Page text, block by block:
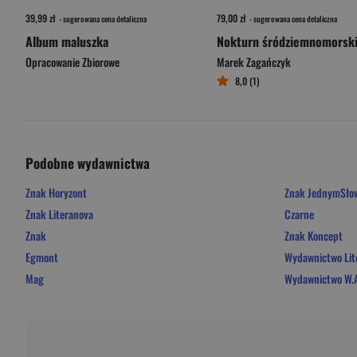
39,99 zł - sugerowana cena detaliczna
Album maluszka
Opracowanie Zbiorowe
79,00 zł - sugerowana cena detaliczna
Nokturn śródziemnomorski
Marek Zagańczyk
8,0 (1)
Podobne wydawnictwa
Znak Horyzont
Znak Literanova
Znak
Egmont
Mag
Znak
Czarne
Znak Koncept
Wydawnictwo
Wydawnictwo